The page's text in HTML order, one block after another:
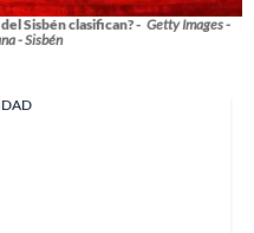
Sisbén clasifican? - Getty Images -
- Sisbén